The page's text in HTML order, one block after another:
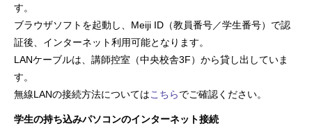
す。
ブラウザソフトを起動し、Meiji ID（教員番号／学生番号）で認
証後、インターネット利用可能となります。
LANケーブルは、講師控室（中央校舎3F）から貸し出していま
す。
無線LANの接続方法についてはこちらでご確認ください。
学生の持ち込みパソコンのインターネット接続